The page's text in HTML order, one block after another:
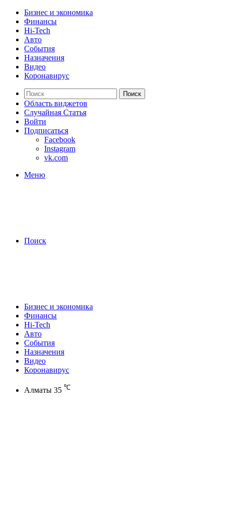
Бизнес и экономика
Финансы
Hi-Tech
Авто
События
Назначения
Видео
Коронавирус
Поиск
Область виджетов
Случайная Статья
Войти
Подписаться
Facebook
Instagram
vk.com
Меню
Поиск
Бизнес и экономика
Финансы
Hi-Tech
Авто
События
Назначения
Видео
Коронавирус
Алматы 35 ℃